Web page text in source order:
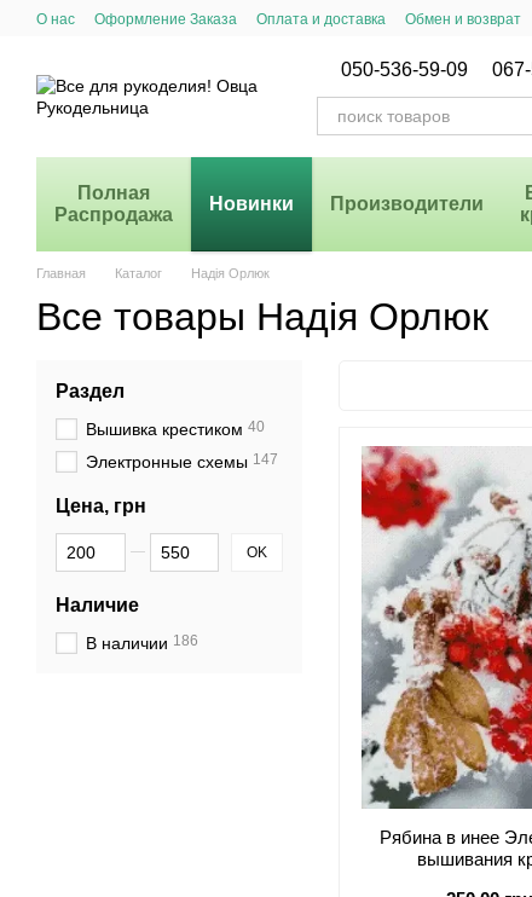
Перейти к основному контенту
О нас Оформление Заказа Оплата и доставка Обмен и возврат
050-536-59-09
Полная
Распродажа
Новинки Производители
Главная Каталог Надія Орлюк
Все товары Надія Орлюк
Рябина в инее
вышивания
Раздел
Вышивка крестиком 40
Электронные схемы 147
Цена, грн
От Цена, грн
До Цена, грн OK
Наличие
В наличии 186